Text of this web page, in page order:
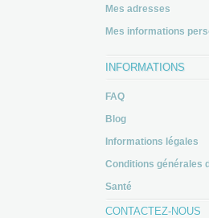
Mes adresses
Mes informations
INFORMATIONS
FAQ
Blog
Informations légales
Conditions générales
Santé
CONTACTEZ-NOUS